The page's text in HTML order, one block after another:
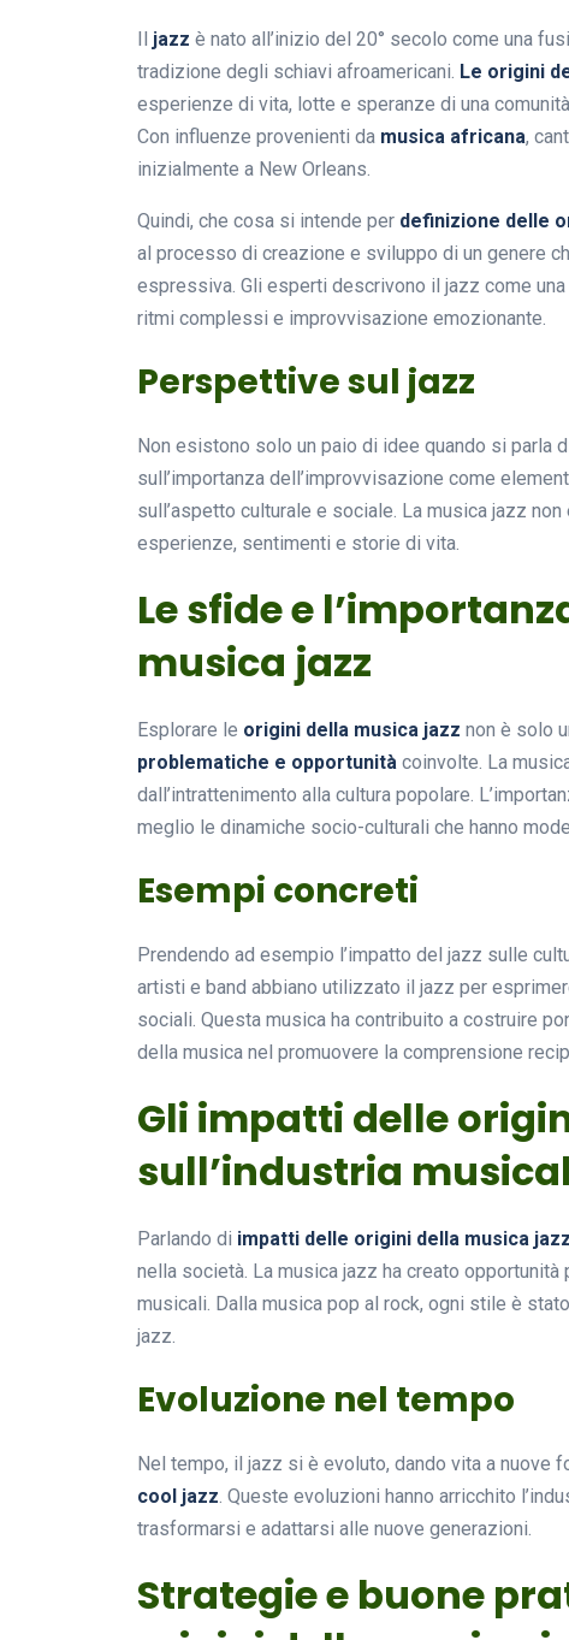
Il jazz è nato all’inizio del 20° secolo come una
tradizione degli schiavi afroamericani. Le origini
esperienze di vita, lotte e speranze di una
Con influenze provenienti da musica africana,
inizialmente a New Orleans.
Quindi, che cosa si intende per definizione delle
al processo di creazione e sviluppo di un genere
espressiva. Gli esperti descrivono il jazz come
ritmi complessi e improvvisazione emozionante.
Perspettive sul jazz
Non esistono solo un paio di idee quando si parla
sull’importanza dell’improvvisazione come
sull’aspetto culturale e sociale. La musica jazz
esperienze, sentimenti e storie di vita.
Le sfide e
musica jazz
Esplorare le origini della musica jazz non è solo
problematiche e opportunità coinvolte. La
dall’intrattenimento alla cultura popolare.
meglio le dinamiche socio-culturali che hanno
Esempi concreti
Prendendo ad esempio l’impatto del jazz sulle
artisti e band abbiano utilizzato il jazz per
sociali. Questa musica ha contribuito a costruire
della musica nel promuovere la comprensione
Gli impatti delle
sull’industria
Parlando di impatti delle origini della musica jazz
nella società. La musica jazz ha creato
musicali. Dalla musica pop al rock, ogni stile è
jazz.
Evoluzione nel tempo
Nel tempo, il jazz si è evoluto, dando vita a nuove
cool jazz . Queste evoluzioni hanno arricchito
trasformarsi e adattarsi alle nuove generazioni.
Strategie e buone